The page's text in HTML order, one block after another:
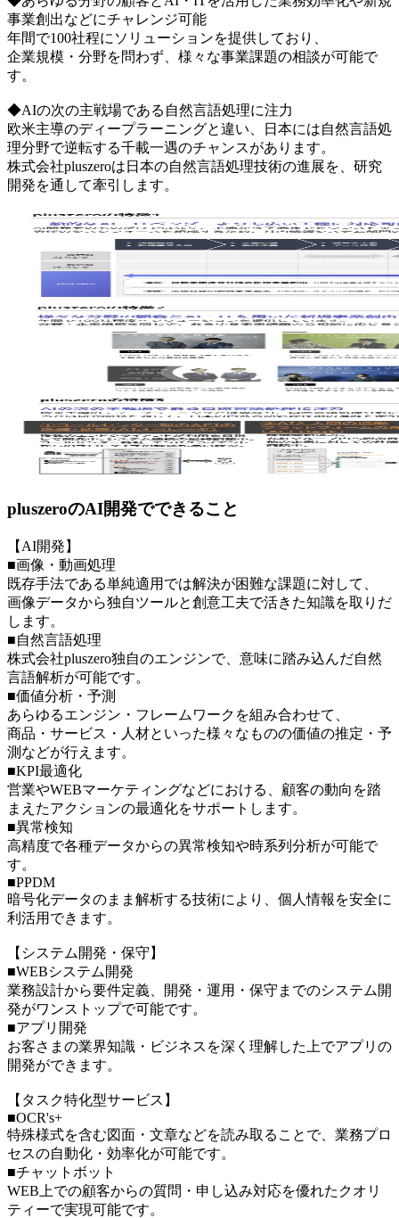
事業創出などにチャレンジ可能
年間で100社程にソリューションを提供しており、
企業規模・分野を問わず、様々な事業課題の相談が可能で
す。
◆AIの次の主戦場である自然言語処理に注力
欧米主導のディープラーニングと違い、日本には自然言語処
理分野で逆転する千載一遇のチャンスがあります。
株式会社pluszeroは日本の自然言語処理技術の進展を、研究
開発を通して牽引します。
pluszeroのAI開発でできること
【AI開発】
■画像・動画処理
既存手法である単純適用では解決が困難な課題に対して、
画像データから独自ツールと創意工夫で活きた知識を取りだ
します。
■自然言語処理
株式会社pluszero独自のエンジンで、意味に踏み込んだ自然
言語解析が可能です。
■価値分析・予測
あらゆるエンジン・フレームワークを組み合わせて、
商品・サービス・人材といった様々なものの価値の推定・予
測などが行えます。
■KPI最適化
営業やWEBマーケティングなどにおける、顧客の動向を踏
まえたアクションの最適化をサポートします。
■異常検知
高精度で各種データからの異常検知や時系列分析が可能で
す。
■PPDM
暗号化データのまま解析する技術により、個人情報を安全に
利活用できます。
【システム開発・保守】
■WEBシステム開発
業務設計から要件定義、開発・運用・保守までのシステム開
発がワンストップで可能です。
■アプリ開発
お客さまの業界知識・ビジネスを深く理解した上でアプリの
開発ができます。
【タスク特化型サービス】
■OCR's+
特殊様式を含む図面・文章などを読み取ることで、業務プロ
セスの自動化・効率化が可能です。
■チャットボット
WEB上での顧客からの質問・申し込み対応を優れたクオリ
ティーで実現可能です。